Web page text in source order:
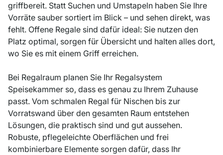
griffbereit. Statt Suchen und Umstapeln haben Sie Ihre
Vorräte sauber sortiert im Blick – und sehen direkt, was
fehlt. Offene Regale sind dafür ideal: Sie nutzen den
Platz optimal, sorgen für Übersicht und halten alles dort,
wo Sie es mit einem Griff erreichen.
Bei Regalraum planen Sie Ihr Regalsystem
Speisekammer so, dass es genau zu Ihrem Zuhause
passt. Vom schmalen Regal für Nischen bis zur
Vorratswand über den gesamten Raum entstehen
Lösungen, die praktisch sind und gut aussehen.
Robuste, pflegeleichte Oberflächen und frei
kombinierbare Elemente sorgen dafür, dass Ihr